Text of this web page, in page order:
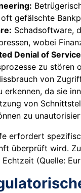
gefälschte
Schadsoftware,
wobei
Denial of
zu stören
von
erkennen, da sie
von
zu
erfordert
überprüft wird.
(Quelle: